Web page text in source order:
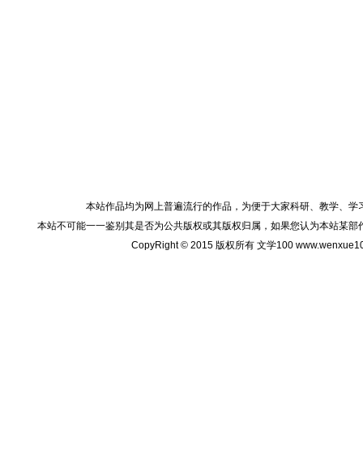
本站作品均为网上普遍流行的作品，为便于大家科研、教学、
本站不可能一一鉴别其是否为公共版权或其版权归属，如果您认为本站某
CopyRight © 2015 版权所有 文学100